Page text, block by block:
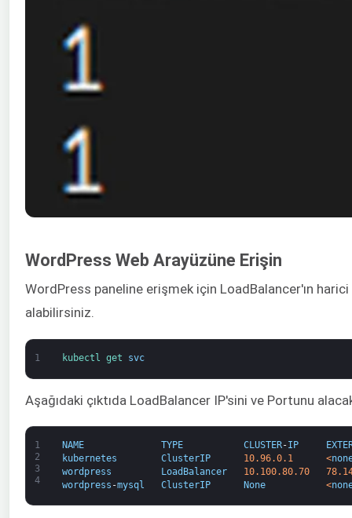
WordPress Web Arayüzüne Erişin
WordPress paneline erişmek için LoadBalancer'ın
alabilirsiniz.
1 kubectl get svc
Aşağıdaki çıktıda LoadBalancer IP'sini ve Portunu
1
2
3
4
NAME TYPE CLUSTER-IP
kubernetes
ClusterIP 10.96.0.1 <
wordpress
LoadBalancer 10.100.80.70
wordpress -mysql ClusterIP None <